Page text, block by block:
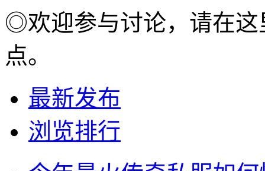
◎欢迎参与讨论，请在这
点。
最新发布
浏览排行